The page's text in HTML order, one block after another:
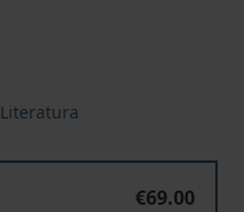
Literatura
€69.00